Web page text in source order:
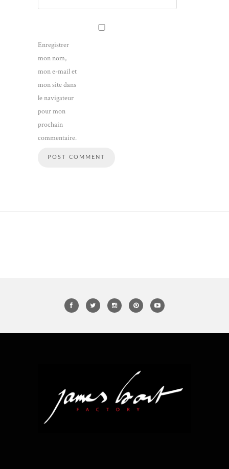
Enregistrer
mon nom,
mon e-mail et
mon site dans
le navigateur
pour mon
prochain
commentaire.